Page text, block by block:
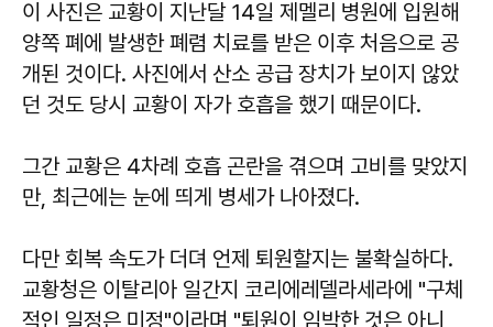
이 사진은 교황이 지난달 14일 제멜리 병원에 입원해
양쪽 폐에 발생한 폐렴 치료를 받은 이후 처음으로 공
개된 것이다. 사진에서 산소 공급 장치가 보이지 않았
던 것도 당시 교황이 자가 호흡을 했기 때문이다.
그간 교황은 4차례 호흡 곤란을 겪으며 고비를 맞았지
만, 최근에는 눈에 띄게 병세가 나아졌다.
다만 회복 속도가 더뎌 언제 퇴원할지는 불확실하다.
교황청은 이탈리아 일간지 코리에레델라세라에 "구체
적인 일정은 미정"이라며 "퇴원이 임박한 것은 아니